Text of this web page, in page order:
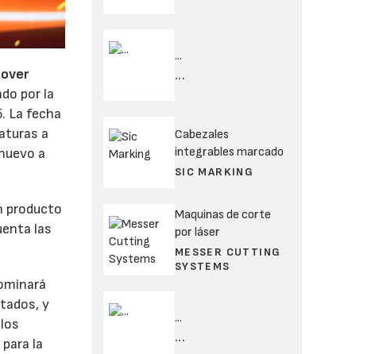
por la
La fecha
a
a
producto
las
y
la
...
...
Cabezales
integrables marcado
SIC MARKING
Maquinas de corte
por láser
MESSER CUTTING
SYSTEMS
...
...